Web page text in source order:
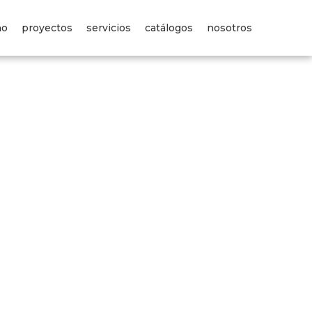
proyectos servicios catálogos nosotros